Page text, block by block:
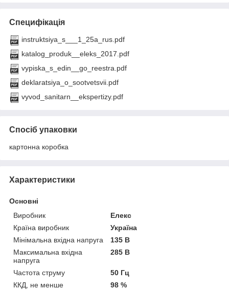
Специфікація
instruktsiya_s___1_25a_rus.pdf
katalog_produk__eleks_2017.pdf
vypiska_s_edin__go_reestra.pdf
deklaratsiya_o_sootvetsvii.pdf
vyvod_sanitarn__ekspertizy.pdf
Спосіб упаковки
картонна коробка
Характеристики
Основні
Виробник
Елекс
Країна виробник
Україна
Мінімальна вхідна напруга
135 В
Максимальна вхідна
напруга
285 В
Частота струму
50 Гц
ККД, не менше
98 %